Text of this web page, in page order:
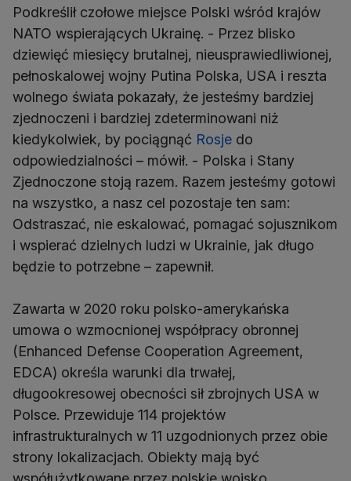
Podkreślił czołowe miejsce Polski wśród krajów
NATO wspierających Ukrainę. - Przez blisko
dziewięć miesięcy brutalnej, nieusprawiedliwionej,
pełnoskalowej wojny Putina Polska, USA i reszta
wolnego świata pokazały, że jesteśmy bardziej
zjednoczeni i bardziej zdeterminowani niż
kiedykolwiek, by pociągnąć Rosje do
odpowiedzialności – mówił. - Polska i Stany
Zjednoczone stoją razem. Razem jesteśmy gotowi
na wszystko, a nasz cel pozostaje ten sam:
Odstraszać, nie eskalować, pomagać sojusznikom
i wspierać dzielnych ludzi w Ukrainie, jak długo
będzie to potrzebne – zapewnił.
Zawarta w 2020 roku polsko-amerykańska
umowa o wzmocnionej współpracy obronnej
(Enhanced Defense Cooperation Agreement,
EDCA) określa warunki dla trwałej,
długookresowej obecności sił zbrojnych USA w
Polsce. Przewiduje 114 projektów
infrastrukturalnych w 11 uzgodnionych przez obie
strony lokalizacjach. Obiekty mają być